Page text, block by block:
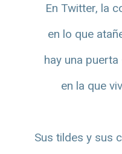
En Twitter, la
en lo que
hay una
en la que
Sus tildes y sus